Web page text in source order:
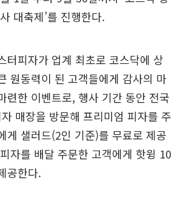
대축제’를 진행한다.
터피자가 업계 최초로 코스닥에 상
원동력이 된 고객들에게 감사의 마
련한 이벤트로, 행사 기간 동안 전국
매장을 방문해 프리미엄 피자를 주
게 샐러드(2인 기준)를 무료로 제공
자를 배달 주문한 고객에게 핫윙 10
공한다.